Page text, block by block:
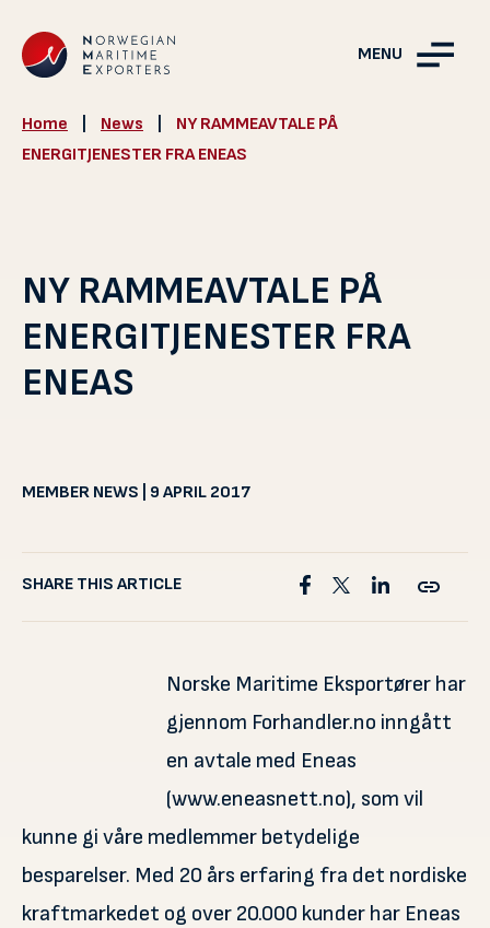
MENU
Home News
NY RAMMEAVTALE PÅ
ENERGITJENESTER FRA ENEAS
NY RAMMEAVTALE PÅ
ENERGITJENESTER FRA
ENEAS
MEMBER NEWS | 9 APRIL 2017
SHARE THIS ARTICLE
Norske Maritime Eksportører har
gjennom Forhandler.no inngått
en avtale med Eneas
(www.eneasnett.no), som vil
kunne gi våre medlemmer betydelige
besparelser. Med 20 års erfaring fra det nordiske
kraftmarkedet og over 20.000 kunder har Eneas